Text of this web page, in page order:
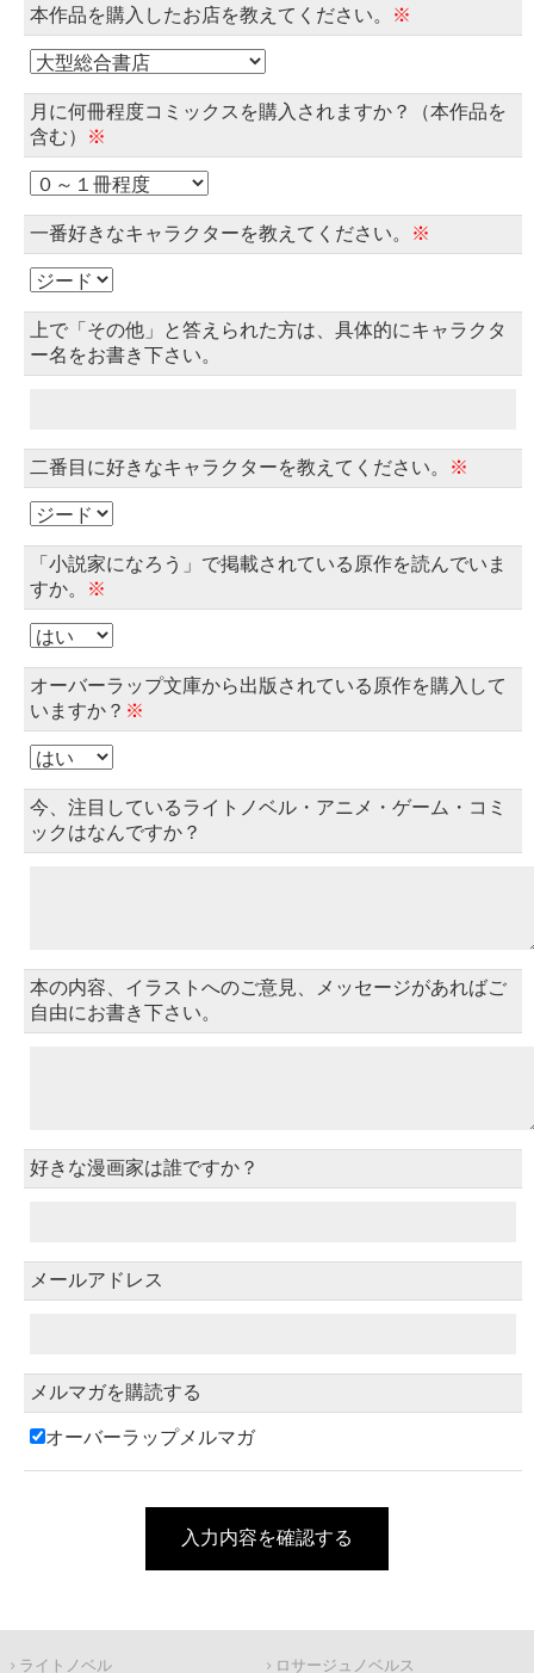
本作品を購入したお店を教えてください。 ※
月に何冊程度コミックスを購入されますか？（本作品を
含む）
※
一番好きなキャラクターを教えてください。 ※
上で「その他」と答えられた方は、具体的にキャラクタ
ー名をお書き下さい。
二番目に好きなキャラクターを教えてください。 ※
「小説家になろう」で掲載されている原作を読んでいま
すか。
※
オーバーラップ文庫から出版されている原作を購入して
いますか？ ※
今、注目しているライトノベル・アニメ・ゲーム・コミ
ックはなんですか？
本の内容、イラストへのご意見、メッセージがあればご
自由にお書き下さい。
好きな漫画家は誰ですか？
メールアドレス
メルマガを購読する
オーバーラップメルマガ
入力内容を確認する
ライトノベル ロサージュノベルス